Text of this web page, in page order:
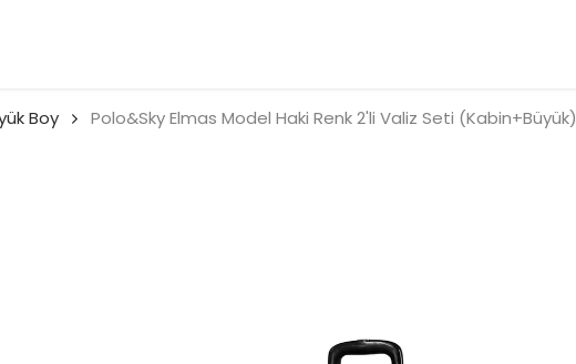
Boy Polo&Sky Elmas Model Haki Renk 2'li Valiz Seti (Kabin+Büyük)